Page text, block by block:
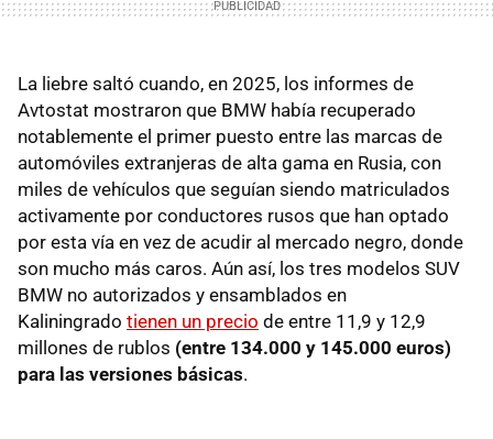
La liebre saltó cuando, en 2025, los informes de
Avtostat mostraron que BMW había recuperado
notablemente el primer puesto entre las marcas de
automóviles extranjeras de alta gama en Rusia, con
miles de vehículos que seguían siendo matriculados
activamente por conductores rusos que han optado
por esta vía en vez de acudir al mercado negro, donde
son mucho más caros. Aún así, los tres modelos SUV
BMW no autorizados y ensamblados en
Kaliningrado tienen un precio de entre 11,9 y 12,9
millones de rublos (entre 134.000 y 145.000 euros)
para las versiones básicas.